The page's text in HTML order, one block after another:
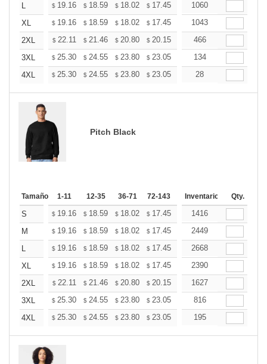
L
$ 19.16 $ 18.59 $ 18.02 $ 17.45 16.89
1060
XL
$ 19.16 $ 18.59 $ 18.02 $ 17.45 16.89
1043
2XL
$ 22.11 $ 21.46 $ 20.80 $ 20.15 19.49
466
3XL
$ 25.30 $ 24.55 $ 23.80 $ 23.05 22.30
134
4XL
$ 25.30 $ 24.55 $ 23.80 $ 23.05 22.30
28
Pitch Black
Tamaño 1-11 12-35 36-71 72-143 144-287 288 +
Inventario Qty.
S $ 19.16 $ 18.59 $ 18.02 $ 17.45 16.89
1416
M
$ 19.16 $ 18.59 $ 18.02 $ 17.45 16.89
2449
L
$ 19.16 $ 18.59 $ 18.02 $ 17.45 16.89
2668
XL
$ 19.16 $ 18.59 $ 18.02 $ 17.45 16.89
2390
2XL
$ 22.11 $ 21.46 $ 20.80 $ 20.15 19.49
1627
3XL
$ 25.30 $ 24.55 $ 23.80 $ 23.05 22.30
816
4XL
$ 25.30 $ 24.55 $ 23.80 $ 23.05 22.30
195